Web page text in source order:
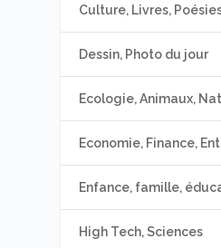
Culture, Livres,
Dessin, Photo du jour
Ecologie, Animaux,
Economie, Finance,
Enfance, famille,
High Tech, Sciences